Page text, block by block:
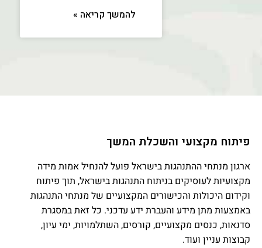
להמשך קריאה »
פיתוח מקצועי והשכלת המשך
ארגון מנתחי ההתנהגות בישראל פועל להנחיל אמות מידה
מקצועיות לעוסיקים בניתוח התנהגות בישראל, תוך פיתוח
וקידום היכולות והכישורים המקצועיים של מנתחי התנהגות
באמצעות מתן מידע והעברת ידע עדכני. כל זאת במסגרת
סדנאות, כנסים מקצועיים, קורסים, השתלמויות, ימי עיון,
קבוצות עניין ועוד.